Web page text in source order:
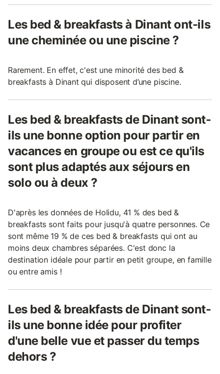
Les bed & breakfasts à Dinant ont-ils
une cheminée ou une piscine ?
Rarement. En effet, c'est une minorité des bed &
breakfasts à Dinant qui disposent d’une piscine.
Les bed & breakfasts de Dinant sont-
ils une bonne option pour partir en
vacances en groupe ou est ce qu'ils
sont plus adaptés aux séjours en
solo ou à deux ?
D'après les données de Holidu, 41 % des bed &
breakfasts sont faits pour jusqu'à quatre personnes. Ce
sont même 19 % de ces bed & breakfasts qui ont au
moins deux chambres séparées. C'est donc la
destination idéale pour partir en petit groupe, en famille
ou entre amis !
Les bed & breakfasts de Dinant sont-
ils une bonne idée pour profiter
d'une belle vue et passer du temps
dehors ?